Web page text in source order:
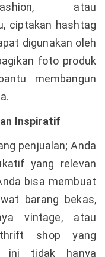
atau
ciptakan hashtag
digunakan oleh
foto produk
membangun
Inspiratif
penjualan; Anda
yang relevan
bisa membuat
barang bekas,
vintage, atau
shop yang
ini tidak hanya